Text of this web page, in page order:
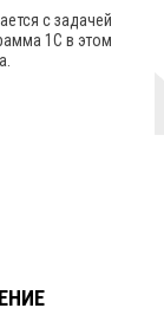
с задачей
1C в этом